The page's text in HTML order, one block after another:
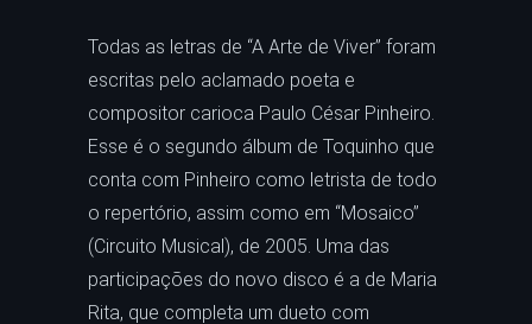
Todas as letras de “A Arte de Viver” foram
escritas pelo aclamado poeta e
compositor carioca Paulo César Pinheiro.
Esse é o segundo álbum de Toquinho que
conta com Pinheiro como letrista de todo
o repertório, assim como em “Mosaico”
(Circuito Musical), de 2005. Uma das
participações do novo disco é a de Maria
Rita, que completa um dueto com